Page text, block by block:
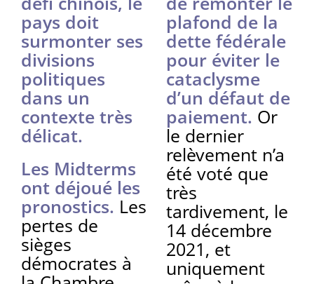
pays doit
surmonter ses
divisions
politiques
dans un
contexte très
délicat.
Les Midterms
ont déjoué les
pronostics. Les
pertes de
sièges
démocrates à
plafond de la
dette fédérale
pour éviter le
cataclysme
d’un défaut de
paiement. Or
le dernier
relèvement n’a
été voté que
très
tardivement, le
14 décembre
2021, et
uniquement